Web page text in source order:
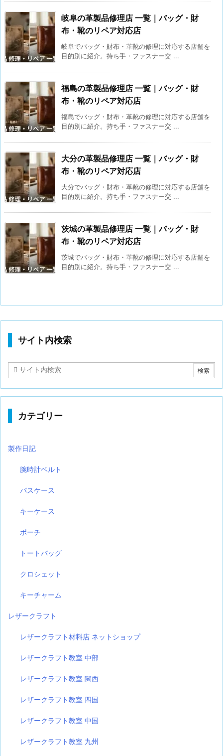
岐阜の革製品修理店 一覧｜バッグ・財
布・靴のリペア対応店
岐阜でバッグ・財布・革靴の修理に対応する店舗を
目的別に紹介。持ち手・ファスナー交 ...
福島の革製品修理店 一覧｜バッグ・財
布・靴のリペア対応店
福島でバッグ・財布・革靴の修理に対応する店舗を
目的別に紹介。持ち手・ファスナー交 ...
大分の革製品修理店 一覧｜バッグ・財
布・靴のリペア対応店
大分でバッグ・財布・革靴の修理に対応する店舗を
目的別に紹介。持ち手・ファスナー交 ...
茨城の革製品修理店 一覧｜バッグ・財
布・靴のリペア対応店
茨城でバッグ・財布・革靴の修理に対応する店舗を
目的別に紹介。持ち手・ファスナー交 ...
サイト内検索
カテゴリー
製作日記
腕時計ベルト
パスケース
キーケース
ポーチ
トートバッグ
クロシェット
キーチャーム
レザークラフト
レザークラフト材料店 ネットショップ
レザークラフト教室 中部
レザークラフト教室 関西
レザークラフト教室 四国
レザークラフト教室 中国
レザークラフト教室 九州